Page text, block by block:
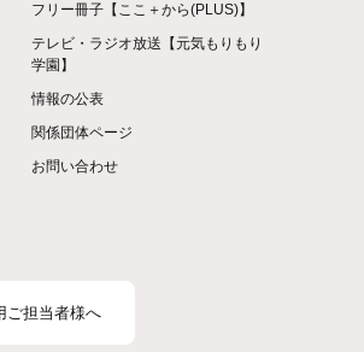
フリー冊子【ここ＋から(PLUS)】
テレビ・ラジオ放送【元気もりもり
学園】
情報の公表
関係団体ページ
お問い合わせ
ご担当者様へ